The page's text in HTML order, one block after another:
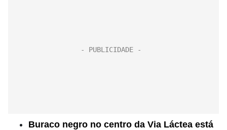
Buraco negro no centro da Via Láctea está